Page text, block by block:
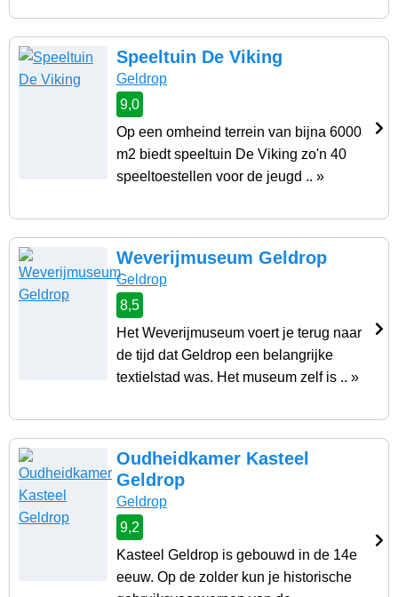
Speeltuin De Viking
Geldrop
9,0
Op een omheind terrein van bijna 6000
m2 biedt speeltuin De Viking zo'n 40
speeltoestellen voor de jeugd .. »
Weverijmuseum Geldrop
Geldrop
8,5
Het Weverijmuseum voert je terug naar
de tijd dat Geldrop een belangrijke
textielstad was. Het museum zelf is .. »
Oudheidkamer Kasteel
Geldrop
Geldrop
9,2
Kasteel Geldrop is gebouwd in de 14e
eeuw. Op de zolder kun je historische